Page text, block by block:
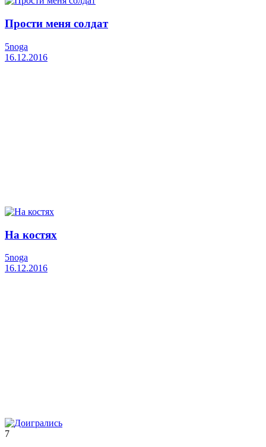
Прости меня солдат
5noga
16.12.2016
На костях
5noga
16.12.2016
7